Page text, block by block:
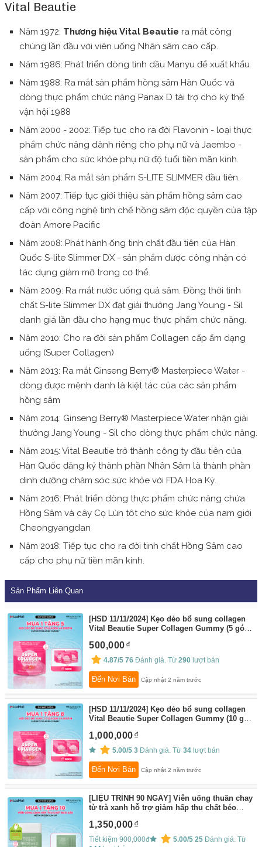
Vital Beautie
Năm 1972: Thương hiệu Vital Beautie ra mắt công
chúng lần đầu với viên uống Nhân sâm cao cấp.
Năm 1986: Phát triển dòng tinh dầu Manyu để xuất khẩu
Năm 1988: Ra mắt sản phẩm hồng sâm Hàn Quốc và
dòng thực phẩm chức năng Panax D tài trợ cho kỳ thế
vận hội 1988
Năm 2000 - 2002: Tiếp tục cho ra đời Flavonin - loại thực
phẩm chức năng dành riêng cho phụ nữ và Jaembo -
sản phẩm cho sức khỏe phụ nữ độ tuổi tiền mãn kinh.
Năm 2004: Ra mắt sản phẩm S-LITE SLIMMER đầu tiên.
Năm 2007: Tiếp tục giới thiệu sản phẩm hồng sâm cao
cấp với công nghệ tinh chế hồng sâm độc quyền của tập
đoàn Amore Pacific
Năm 2008: Phát hành ống tinh chất đầu tiên của Hàn
Quốc S-lite Slimmer DX - sản phẩm được công nhận có
tác dụng giảm mỡ trong cơ thể.
Năm 2009: Ra mắt nước uống quả sâm. Đồng thời tinh
chất S-lite Slimmer DX đạt giải thưởng Jang Young - Sil
danh giá lần đầu cho hạng mục thực phẩm chức năng.
Năm 2010: Cho ra đời sản phẩm Collagen cấp ẩm dạng
uống (Super Collagen)
Năm 2013: Ra mắt Ginseng Berry® Masterpiece Water -
dòng được mệnh danh là kiệt tác của các sản phẩm
hồng sâm
Năm 2014: Ginseng Berry® Masterpiece Water nhận giải
thưởng Jang Young - Sil cho dòng thực phẩm chức năng.
Năm 2015: Vital Beautie trở thành công ty đầu tiên của
Hàn Quốc đăng ký thành phần Nhân Sâm là thành phần
dinh dưỡng chăm sóc sức khỏe với FDA Hoa Kỳ.
Năm 2016: Phát triển dòng thực phẩm chức năng chứa
Hồng Sâm và cây Cọ Lùn tôt cho sức khỏe của nam giới
Cheongyangdan
Năm 2018: Tiếp tục cho ra đời tinh chất Hồng Sâm cao
cấp cho phụ nữ tiền mãn kinh.
Sản Phẩm Liên Quan
[HSD 11/11/2024] Kẹo dẻo bổ sung collagen
Vital Beautie Super Collagen Gummy (5 gói) -
500,000
4.87/5 76 Đánh giá. Từ290 lượt bán
Đến Nơi Bán Cập nhật 2 năm trước
[HSD 11/11/2024] Kẹo dẻo bổ sung collagen
Vital Beautie Super Collagen Gummy (10 gói)
1,000,000
5.00/5 3 Đánh giá. Từ34 lượt bán
Đến Nơi Bán Cập nhật 2 năm trước
[LIỆU TRÌNH 90 NGÀY] Viên uống thuần chay
từ trà xanh hỗ trợ giảm hấp thu chất béo
Beautie Flagship Store
1,350,000
Tiết kiệm 900,000đ 5.00/5 25 Đánh giá. Từ